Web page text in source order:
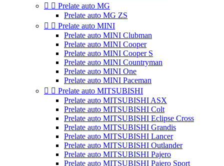
  Prelate auto MG
Prelate auto MG ZS
  Prelate auto MINI
Prelate auto MINI Clubman
Prelate auto MINI Cooper
Prelate auto MINI Cooper S
Prelate auto MINI Countryman
Prelate auto MINI One
Prelate auto MINI Paceman
  Prelate auto MITSUBISHI
Prelate auto MITSUBISHI ASX
Prelate auto MITSUBISHI Colt
Prelate auto MITSUBISHI Eclipse Cross
Prelate auto MITSUBISHI Grandis
Prelate auto MITSUBISHI Lancer
Prelate auto MITSUBISHI Outlander
Prelate auto MITSUBISHI Pajero
Prelate auto MITSUBISHI Pajero Sport